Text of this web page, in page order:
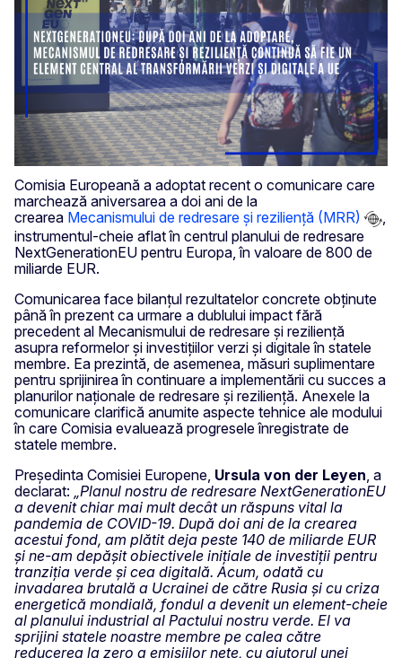
Comisia Europeană a adoptat recent o comunicare care
marchează aniversarea a doi ani de la
crearea Mecanismului de redresare și reziliență (MRR)
,
instrumentul-cheie aflat în centrul planului de redresare
NextGenerationEU pentru Europa, în valoare de 800 de
miliarde EUR.
Comunicarea face bilanțul rezultatelor concrete obținute
până în prezent ca urmare a dublului impact fără
precedent al Mecanismului de redresare și reziliență
asupra reformelor și investițiilor verzi și digitale în statele
membre. Ea prezintă, de asemenea, măsuri suplimentare
pentru sprijinirea în continuare a implementării cu succes a
planurilor naționale de redresare și reziliență. Anexele la
comunicare clarifică anumite aspecte tehnice ale modului
în care Comisia evaluează progresele înregistrate de
statele membre.
Președinta Comisiei Europene, Ursula von der Leyen , a
declarat: „Planul nostru de redresare NextGenerationEU
a devenit chiar mai mult decât un răspuns vital la
pandemia de COVID-19. După doi ani de la crearea
acestui fond, am plătit deja peste 140 de miliarde EUR
și ne-am depășit obiectivele inițiale de investiții pentru
tranziția verde și cea digitală. Acum, odată cu
invadarea brutală a Ucrainei de către Rusia și cu criza
energetică mondială, fondul a devenit un element-cheie
al planului industrial al Pactului nostru verde. El va
sprijini statele noastre membre pe calea către
reducerea la zero a emisiilor nete, cu ajutorul unei